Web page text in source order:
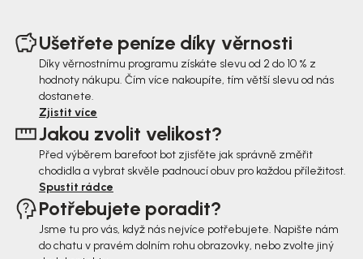
Ušetřete peníze díky věrnosti
Díky věrnostnímu programu získáte slevu od 2 do 10 % z
hodnoty nákupu. Čím více nakoupíte, tím větší slevu od nás
dostanete.
Zjistit více
Jakou zvolit velikost?
Před výběrem barefoot bot zjisťěte jak správně změřit
chodidla a vybrat skvěle padnoucí obuv pro každou příležitost.
Spustit rádce
Potřebujete poradit?
Jsme tu pro vás, když nás nejvíce potřebujete. Napište nám
do chatu v pravém dolním rohu obrazovky, nebo zvolte jiný